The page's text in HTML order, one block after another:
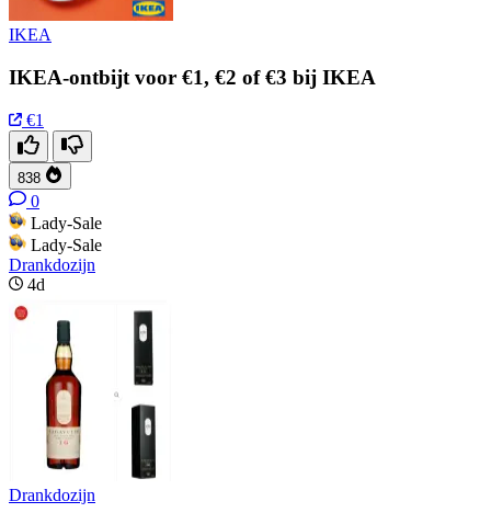
IKEA
IKEA-ontbijt voor €1, €2 of €3 bij IKEA
€1
838
0
Lady-Sale
Lady-Sale
Drankdozijn
4d
Drankdozijn